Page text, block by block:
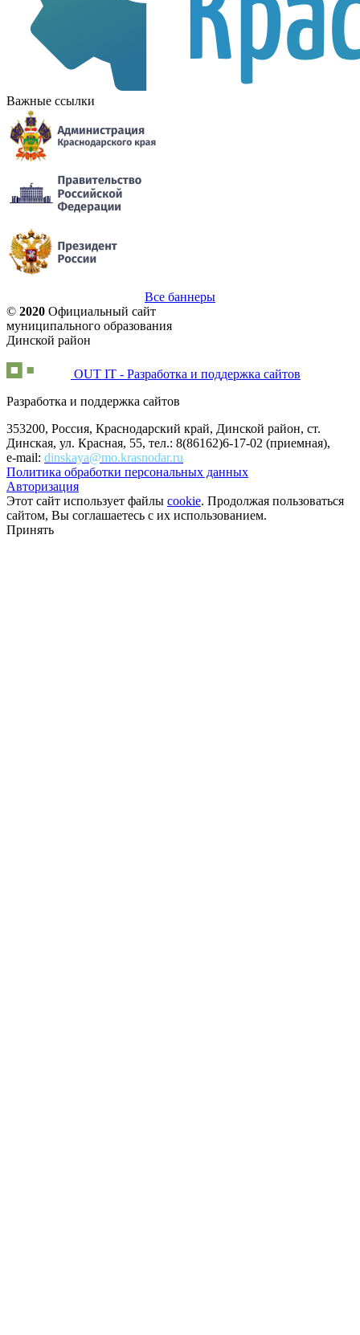
Важные ссылки
Все баннеры
© 2020 Официальный сайт
муниципального образования
Динской район
OUT IT - Разработка и поддержка сайтов
Разработка и поддержка сайтов
353200, Россия, Краснодарский край, Динской район, ст.
Динская, ул. Красная, 55, тел.: 8(86162)6-17-02 (приемная),
e-mail: dinskaya@mo.krasnodar.ru
Политика обработки персональных данных
Авторизация
Этот сайт использует файлы cookie. Продолжая пользоваться
сайтом, Вы соглашаетесь с их использованием.
Принять